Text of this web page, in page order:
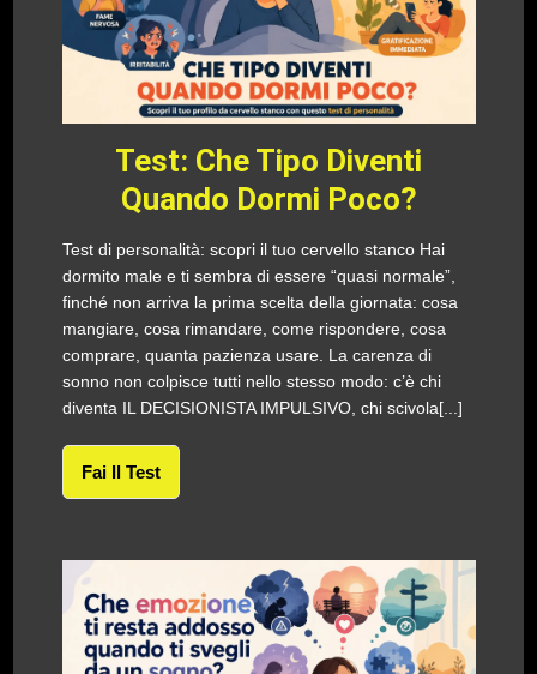
Test: Che Tipo Diventi
Quando Dormi Poco?
Test di personalità: scopri il tuo cervello stanco Hai
dormito male e ti sembra di essere “quasi normale”,
finché non arriva la prima scelta della giornata: cosa
mangiare, cosa rimandare, come rispondere, cosa
comprare, quanta pazienza usare. La carenza di
sonno non colpisce tutti nello stesso modo: c’è chi
diventa IL DECISIONISTA IMPULSIVO, chi scivola[...]
Fai Il Test